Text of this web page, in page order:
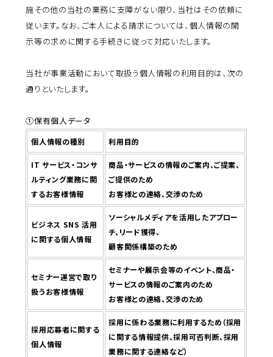
施その他の当社の業務に支障がない限り、当社はその依頼に
従います。なお、ご本人による請求については、個人情報の開
示等の求めに関する手続きに従って対応いたします。
当社が事業活動において取扱う個人情報の利用目的は、次の
通りといたします。
①保有個人データ
個人情報の種別 利用目的
IT サービス・コンサ
ルティング業務に関
するお客様情報
商品・サービスの情報のご案内、ご提案、
ご提供のため
お客様との連絡、交渉のため
ビジネス SNS 活用
に関する個人情報
ソーシャルメディアを活用したアプロー
チ、リード獲得、
顧客関係構築のため
セミナー運営で取り
扱うお客様情報
セミナーや展示会等のイベント、商品・
サービスの情報のご案内のため
お客様との連絡、交渉のため
採用応募者に関する
個人情報
採用に係わる業務に利用するため（採用
に関する情報提供、採用可否判断、採用
業務に関する連絡など）